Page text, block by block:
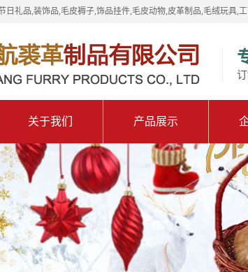
日礼品,装饰品,毛皮褥子,饰品挂件,毛皮动物,皮革制品,毛绒玩具,
关于我们 产品展示